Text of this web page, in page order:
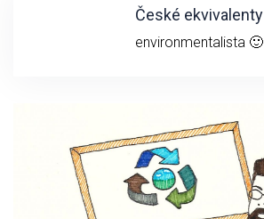
České ekvivalenty
environmentalista 🙂